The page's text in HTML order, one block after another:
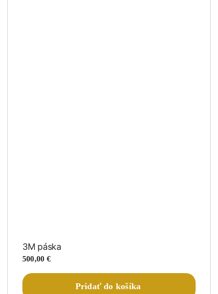
3M páska
500,00 €
Pridať do košíka